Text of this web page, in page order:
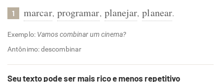
1 marcar, programar, planejar, planear.
Exemplo: Vamos combinar um cinema?
Antônimo: descombinar
Seu texto pode ser mais rico e menos repetitivo